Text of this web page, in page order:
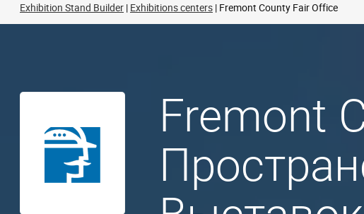
Exhibition Stand Builder Exhibitions centers Fremont County Fair Office
Fremont